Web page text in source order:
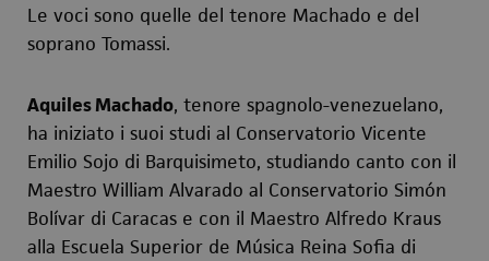
Le voci sono quelle del tenore Machado e del
soprano Tomassi.
Aquiles Machado, tenore spagnolo-venezuelano,
ha iniziato i suoi studi al Conservatorio Vicente
Emilio Sojo di Barquisimeto, studiando canto con il
Maestro William Alvarado al Conservatorio Simón
Bolívar di Caracas e con il Maestro Alfredo Kraus
alla Escuela Superior de Música Reina Sofia di